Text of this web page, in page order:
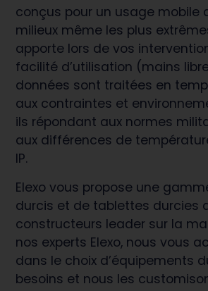
conçus pour un usage mobile
milieux même les plus
apporte lors de vos
facilité d’utilisation (mains
données sont traitées en
aux contraintes et
ils répondant aux normes
aux différences de
IP.
Elexo vous propose une
durcis et de tablettes durcies
constructeurs leader sur la
nos experts Elexo, nous vous
dans le choix d’équipements
besoins et nous les